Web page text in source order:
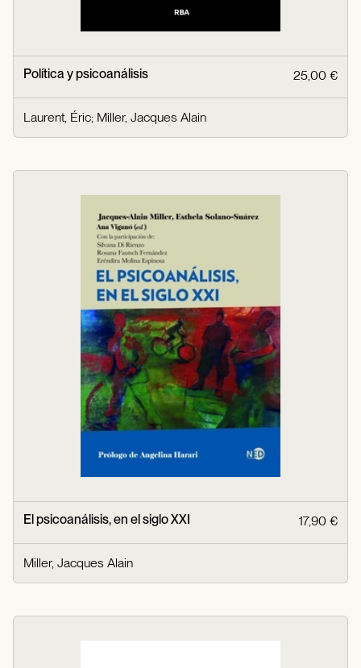
Política y psicoanálisis 25,00 €
Laurent, Éric; Miller, Jacques Alain
El psicoanálisis, en el siglo XXI 17,90 €
Miller, Jacques Alain